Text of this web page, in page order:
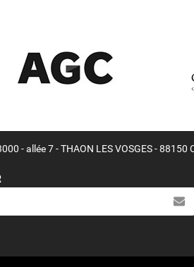
- allée 7 - THAON LES VOSGES - 88150